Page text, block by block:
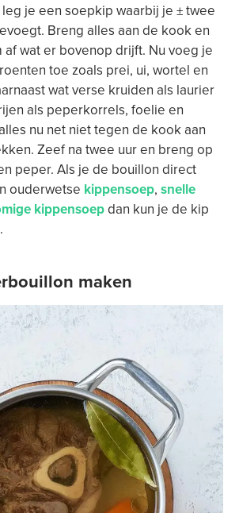
je een soepkip waarbij je ± twee
Breng alles aan de kook en
af wat er bovenop drijft. Nu voeg je
toe zoals prei, ui, wortel en
wat verse kruiden als laurier
als peperkorrels, foelie en
nu net niet tegen de kook aan
Zeef na twee uur en breng op
peper. Als je de bouillon direct
ouderwetse kippensoep, snelle
kippensoepdan kun je de kip
maken